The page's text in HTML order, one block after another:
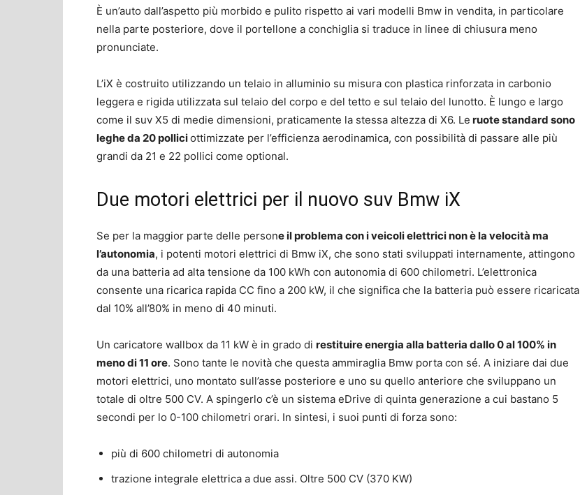
È un’auto dall’aspetto più morbido e pulito rispetto ai vari modelli Bmw in vendita, in particolare
nella parte posteriore, dove il portellone a conchiglia si traduce in linee di chiusura meno
pronunciate.
L’iX è costruito utilizzando un telaio in alluminio su misura con plastica rinforzata in carbonio
leggera e rigida utilizzata sul telaio del corpo e del tetto e sul telaio del lunotto. È lungo e largo
come il suv X5 di medie dimensioni, praticamente la stessa altezza di X6. Le ruote standard sono
leghe da 20 polliciottimizzate per l’efficienza aerodinamica, con possibilità di passare alle più
grandi da 21 e 22 pollici come optional.
Due motori elettrici per il nuovo suv Bmw iX
Se per la maggior parte delle persone il problema con i veicoli elettrici non è la velocità ma
l’autonomia, i potenti motori elettrici di Bmw iX, che sono stati sviluppati internamente, attingono
da una batteria ad alta tensione da 100 kWh con autonomia di 600 chilometri. L’elettronica
consente una ricarica rapida CC fino a 200 kW, il che significa che la batteria può essere ricaricata
dal 10% all’80% in meno di 40 minuti.
Un caricatore wallbox da 11 kW è in grado di restituire energia alla batteria dallo 0 al 100% in
meno di 11 ore. Sono tante le novità che questa ammiraglia Bmw porta con sé. A iniziare dai due
motori elettrici, uno montato sull’asse posteriore e uno su quello anteriore che sviluppano un
totale di oltre 500 CV. A spingerlo c’è un sistema eDrive di quinta generazione a cui bastano 5
secondi per lo 0-100 chilometri orari. In sintesi, i suoi punti di forza sono:
più di 600 chilometri di autonomia
trazione integrale elettrica a due assi. Oltre 500 CV (370 KW)